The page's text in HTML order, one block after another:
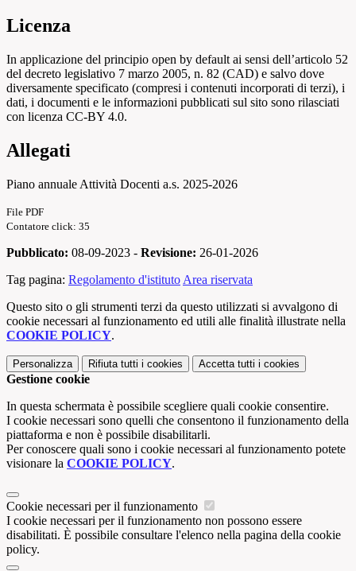
Licenza
In applicazione del principio open by default ai sensi dell’articolo 52
del decreto legislativo 7 marzo 2005, n. 82 (CAD) e salvo dove
diversamente specificato (compresi i contenuti incorporati di terzi), i
dati, i documenti e le informazioni pubblicati sul sito sono rilasciati
con licenza CC-BY 4.0.
Allegati
Piano annuale Attività Docenti a.s. 2025-2026
File PDF
Contatore click: 35
Pubblicato: 08-09-2023 - Revisione: 26-01-2026
Tag pagina: Regolamento d'istituto Area riservata
Questo sito o gli strumenti terzi da questo utilizzati si avvalgono di
cookie necessari al funzionamento ed utili alle finalità illustrate nella
COOKIE POLICY.
Personalizza Rifiuta tutti i cookies Accetta tutti i cookies
Gestione cookie
In questa schermata è possibile scegliere quali cookie consentire.
I cookie necessari sono quelli che consentono il funzionamento della
piattaforma e non è possibile disabilitarli.
Per conoscere quali sono i cookie necessari al funzionamento potete
visionare la COOKIE POLICY.
Cookie necessari per il funzionamento
I cookie necessari per il funzionamento non possono essere
disabilitati. È possibile consultare l'elenco nella pagina della cookie
policy.